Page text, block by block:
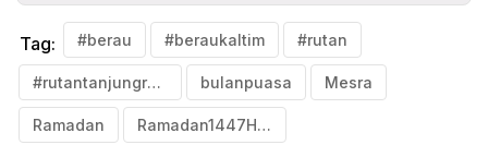
Tag: #berau #beraukaltim #rutan
#rutantanjungredeb bulanpuasa Mesra
Ramadan Ramadan1447Hijriyah